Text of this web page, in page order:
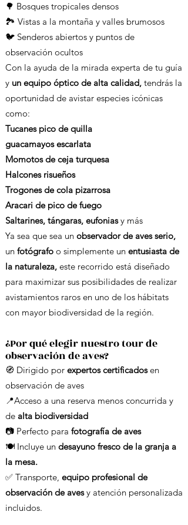
🌳 Bosques tropicales densos
🏞️ Vistas a la montaña y valles brumosos
🐦 Senderos abiertos y puntos de
observación ocultos
Con la ayuda de la mirada experta de tu guía
y un equipo óptico de alta calidad, tendrás la
oportunidad de avistar especies icónicas
como:
Tucanes pico de quilla
guacamayos escarlata
Momotos de ceja turquesa
Halcones risueños
Trogones de cola pizarrosa
Aracari de pico de fuego
Saltarines, tángaras, eufoniasy más
Ya sea que sea un observador de aves serio,
un fotógrafo o simplemente un entusiasta de
la naturaleza, este recorrido está diseñado
para maximizar sus posibilidades de realizar
avistamientos raros en uno de los hábitats
con mayor biodiversidad de la región.
¿Por qué elegir nuestro tour de
observación de aves?
🧭 Dirigido por expertos certificadosen
observación de aves
📍Acceso a una reserva menos concurrida y
de alta biodiversidad
📷 Perfecto para fotografía de aves
🍽️ Incluye un desayuno fresco de la granja a
la mesa.
✅ Transporte, equipo profesional de
observación de avesy atención personalizada
incluidos.